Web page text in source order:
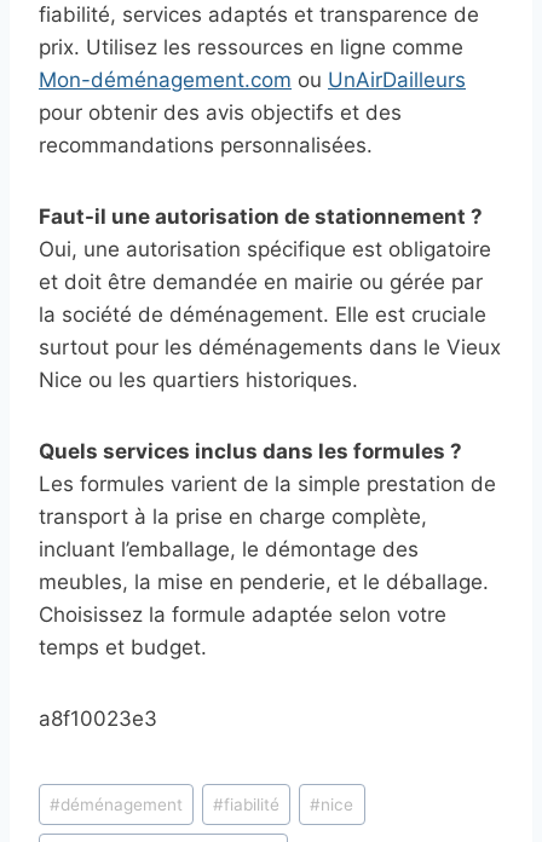
fiabilité, services adaptés et transparence de
prix. Utilisez les ressources en ligne comme
Mon-déménagement.com ou UnAirDailleurs
pour obtenir des avis objectifs et des
recommandations personnalisées.
Faut-il une autorisation de stationnement ?
Oui, une autorisation spécifique est obligatoire
et doit être demandée en mairie ou gérée par
la société de déménagement. Elle est cruciale
surtout pour les déménagements dans le Vieux
Nice ou les quartiers historiques.
Quels services inclus dans les formules ?
Les formules varient de la simple prestation de
transport à la prise en charge complète,
incluant l’emballage, le démontage des
meubles, la mise en penderie, et le déballage.
Choisissez la formule adaptée selon votre
temps et budget.
a8f10023e3
Étiquettes
de
#déménagement #fiabilité #nice